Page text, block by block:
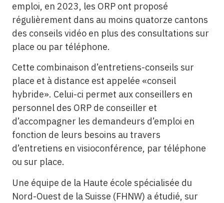
emploi, en 2023, les ORP ont proposé
régulièrement dans au moins quatorze cantons
des conseils vidéo en plus des consultations sur
place ou par téléphone.
Cette combinaison d’entretiens-conseils sur
place et à distance est appelée «conseil
hybride». Celui-ci permet aux conseillers en
personnel des ORP de conseiller et
d’accompagner les demandeurs d’emploi en
fonction de leurs besoins au travers
d’entretiens en visioconférence, par téléphone
ou sur place.
Une équipe de la Haute école spécialisée du
Nord-Ouest de la Suisse (FHNW) a étudié, sur